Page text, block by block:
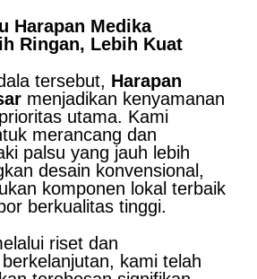
Harapan Medika
Ringan, Lebih Kuat
tersebut, Harapan
menjadikan kenyamanan
utama. Kami
merancang dan
palsu yang jauh lebih
desain konvensional,
komponen lokal terbaik
berkualitas tinggi.
riset dan
kami telah